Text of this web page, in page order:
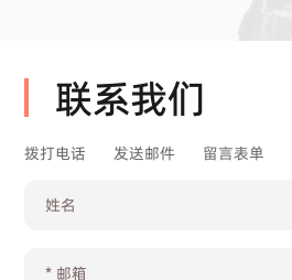
联系我们
拨打电话 发送邮件 留言表单